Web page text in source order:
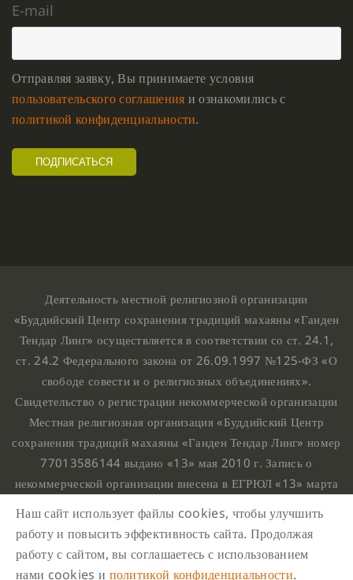
E-mail
Отправляя заявку, Вы принимаете условия
пользовательского соглашения и ознакомились с
политикой конфиденциальности.
Деятельность местной религиозной организации
«Буддийский Центр сохранения традиций махаяны «Ганден
Тендар Линг» осуществляется в соответствии со ст. 24.1,
ст. 24.2 Федерального закона от 26.09.1997 №125-ФЗ «О
свободе совести и о религиозных объединениях».
Свидетельство о регистрации некоммерческой организации
Местная религиозная организация «Буддийский Центр
сохранения традиций махаяны «Ганден Тендар Линг» номер
77013586144 выдано «13» мая 2010 г. Запись о
некоммерческой организации внесена в ЕГРЮЛ «13» марта
номером 1107799015708.
Ганден Тендар Линг © 2020 Все права защищены
Наш адрес : г. Москва, Нахимовский проспект, 32. Этаж
Наш сайт использует файлы cookies, чтобы улучшить
работу и повысить эффективность сайта. Продолжая
работу с сайтом, вы соглашаетесь с использованием
нами cookies и политикой конфиденциальности.